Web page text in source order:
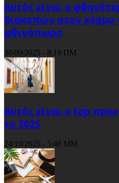
Αυτός είναι ο
διακοπών στον κόσμο
φθινόπωρο
30/09/2025 - 8:19 ΠΜ
Αυτός είναι ο top
το 2025
24/10/2025 - 5:48 ΜΜ